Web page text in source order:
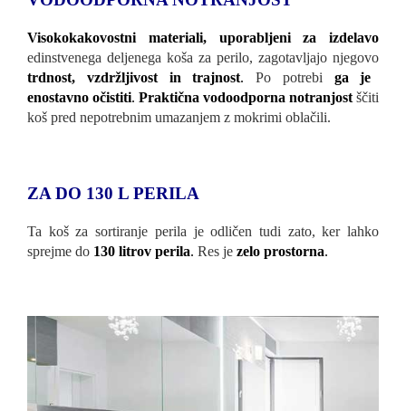
Visokokakovostni materiali, uporabljeni za izdelavo
edinstvenega deljenega koša za perilo, zagotavljajo njegovo
trdnost, vzdržljivost in trajnost. Po potrebi ga je
enostavno očistiti. Praktična vodoodporna notranjost ščiti
koš pred nepotrebnim umazanjem z mokrimi oblačili.
ZA DO 130 L PERILA
Ta koš za sortiranje perila je odličen tudi zato, ker lahko
sprejme do 130 litrov perila. Res je zelo prostorna.